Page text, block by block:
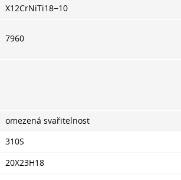
X12CrNiTi18−10
7960
omezená svařitelnost
310S
20Х23Н18